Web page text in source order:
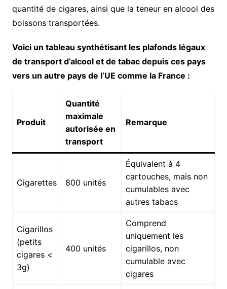
quantité de cigares, ainsi que la teneur en alcool des
boissons transportées.
Voici un tableau synthétisant les plafonds légaux
de transport d’alcool et de tabac depuis ces pays
vers un autre pays de l’UE comme la France :
Produit
Quantité
maximale
autorisée en
transport
Remarque
Cigarettes 800 unités
Équivalent à 4
cartouches, mais non
cumulables avec
autres tabacs
Cigarillos
(petits
cigares <
3g)
400 unités
Comprend
uniquement les
cigarillos, non
cumulable avec
cigares